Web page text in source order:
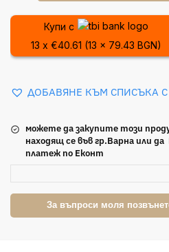
Купи с
13 x €40.61 (13 x 79.43 BGN)
ДОБАВЯНЕ КЪМ СПИСЪКА
можете да закупите този
находящ се във гр.Варна или
платеж по Еконт
За въпроси моля